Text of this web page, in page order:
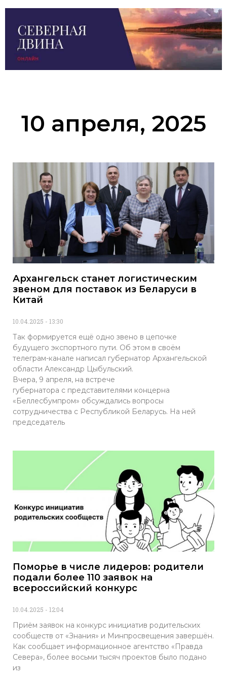
10 апреля, 2025
Архангельск станет логистическим
звеном для поставок из Беларуси в
Китай
10.04.2025 13:30
Так формируется ещё одно звено в цепочке
будущего экспортного пути. Об этом в своём
телеграм-канале написал губернатор Архангельской
области Александр Цыбульский.
Вчера, 9 апреля, на встрече
губернатора с представителями концерна
«Беллесбумпром» обсуждались вопросы
сотрудничества с Республикой Беларусь. На ней
председатель
Поморье в числе лидеров: родители
подали более 110 заявок на
всероссийский конкурс
10.04.2025 12:04
Приём заявок на конкурс инициатив родительских
сообществ от «Знания» и Минпросвещения завершён.
Как сообщает информационное агентство «Правда
Севера», более восьми тысяч проектов было подано
из